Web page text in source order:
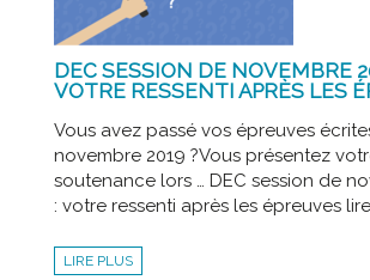
DEC SESSION DE NOVEMBRE
VOTRE RESSENTI APRÈS LES
Vous avez passé vos épreuves
novembre 2019 ?Vous présentez
soutenance lors … DEC session de
: votre ressenti après les épreuves
LIRE PLUS